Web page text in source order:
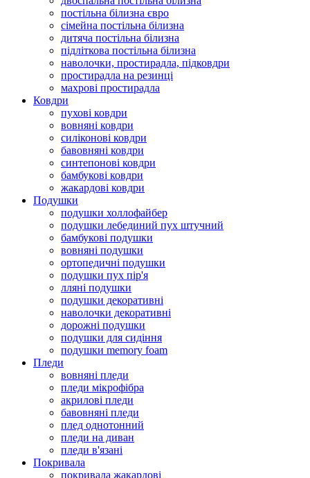
постільна білизна євро
сімейна постільна білизна
дитяча постільна білизна
підліткова постільна білизна
наволочки, простирадла, підковдри
простирадла на резинці
махрові простирадла
Ковдри
пухові ковдри
вовняні ковдри
силіконові ковдри
бавовняні ковдри
синтепонові ковдри
бамбукові ковдри
жакардові ковдри
Подушки
подушки холлофайбер
подушки лебединий пух штучний
бамбукові подушки
вовняні подушки
ортопедичні подушки
подушки пух пір'я
лляні подушки
подушки декоративні
наволочки декоративні
дорожні подушки
подушки для сидіння
подушки memory foam
Пледи
вовняні пледи
пледи мікрофібра
акрилові пледи
бавовняні пледи
плед однотонний
пледи на диван
пледи в'язані
Покривала
покривала жакардові